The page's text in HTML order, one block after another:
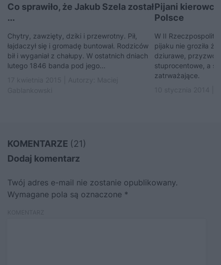
Co sprawiło, że Jakub Szela został
...
Chytry, zawzięty, dziki i przewrotny. Pił,
łajdaczył się i gromadę buntował. Rodziców
bił i wyganiał z chałupy. W ostatnich dniach
lutego 1846 banda pod jego...
Pijani
Polsce
W II
pijaku nie groziła
dziurawe,
stuprocentowe, a
zatrważające.
KOMENTARZE (21)
Dodaj komentarz
Twój adres e-mail nie zostanie opublikowany.
Wymagane pola są oznaczone *